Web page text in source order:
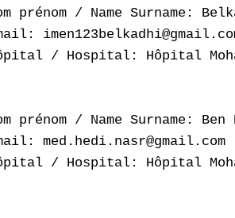
prénom / Name Surname:
/ Hospital: Hôpital
prénom / Name Surname:
med.hedi.nasr@gmail.com
/ Hospital: Hôpital